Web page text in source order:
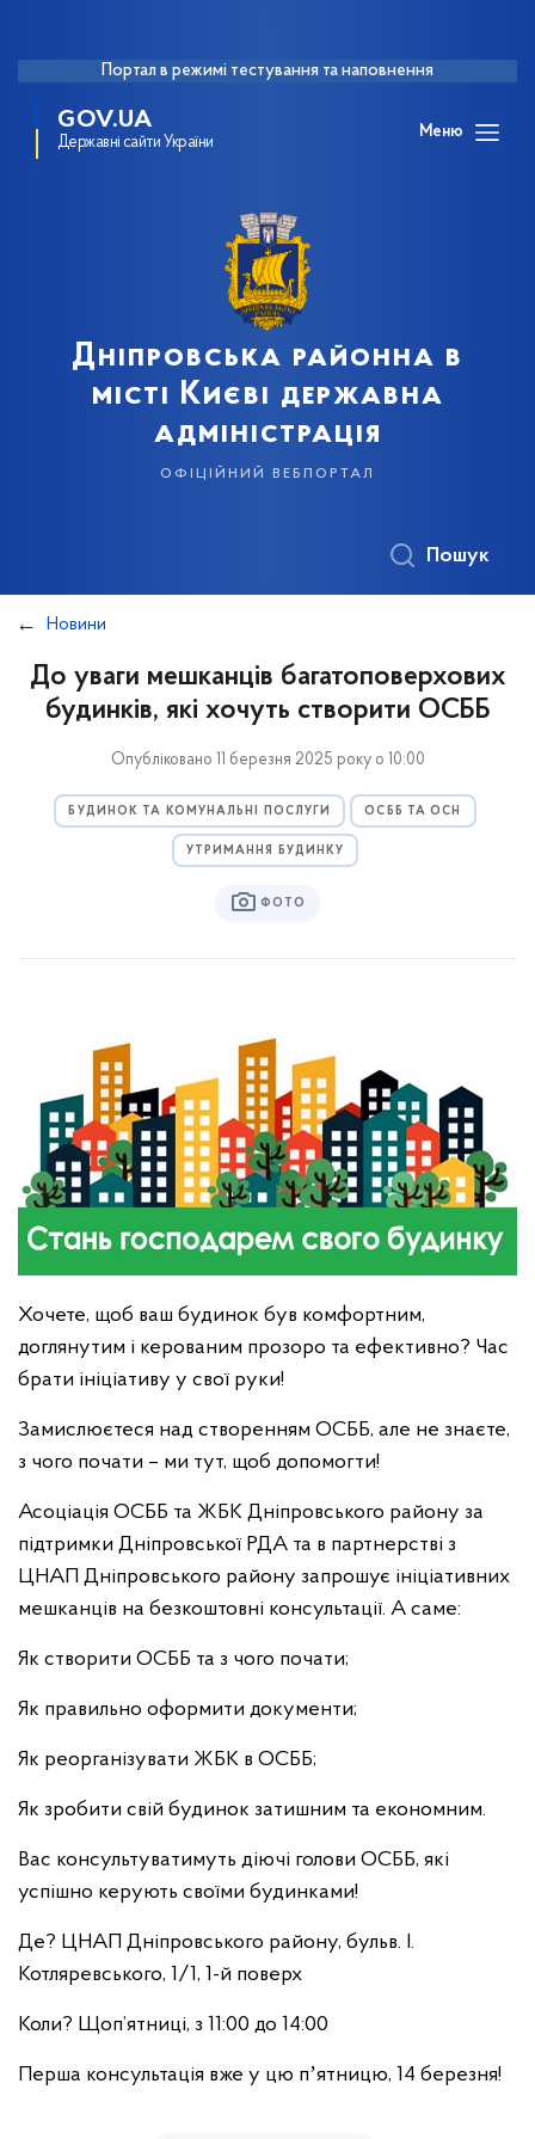
Портал в режимі тестування та наповнення
GOV.UA
Державні сайти України
Меню
Дніпровська районна в
місті Києві державна
адміністрація
офіційний вебпортал
Пошук
Новини
До уваги мешканців багатоповерхових
будинків, які хочуть створити ОСББ
Опубліковано 11 березня 2025 року о 10:00
БУДИНОК ТА КОМУНАЛЬНІ ПОСЛУГИ ОСББ ТА ОСН
УТРИМАННЯ БУДИНКУ
ФОТО
Хочете, щоб ваш будинок був комфортним,
доглянутим і керованим прозоро та ефективно? Час
брати ініціативу у свої руки!
Замислюєтеся над створенням ОСББ, але не знаєте,
з чого почати – ми тут, щоб допомогти!
Асоціація ОСББ та ЖБК Дніпровського району за
підтримки Дніпровської РДА та в партнерстві з
ЦНАП Дніпровського району запрошує ініціативних
мешканців на безкоштовні консультації. А саме:
Як створити ОСББ та з чого почати;
Як правильно оформити документи;
Як реорганізувати ЖБК в ОСББ;
Як зробити свій будинок затишним та економним.
Вас консультуватимуть діючі голови ОСББ, які
успішно керують своїми будинками!
Де? ЦНАП Дніпровського району, бульв. І.
Котляревського, 1/1, 1-й поверх
Коли? Щоп’ятниці, з 11:00 до 14:00
Перша консультація вже у цю пʼятницю, 14 березня!